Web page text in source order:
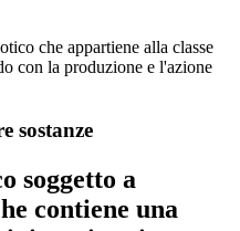
che appartiene alla classe
con la produzione e l'azione
sostanze
soggetto a
contiene una